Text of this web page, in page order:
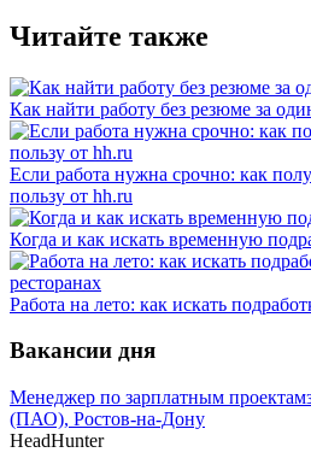
Читайте также
Как найти работу без резюме за
Если работа нужна срочно: как
пользу от hh.ru
Когда и как искать временную
Работа на лето: как искать
Вакансии дня
Менеджер по зарплатным проектам
(ПАО), Ростов-на-Дону
HeadHunter